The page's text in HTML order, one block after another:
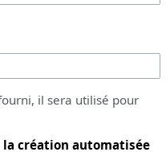
il sera utilisé pour
création automatisée